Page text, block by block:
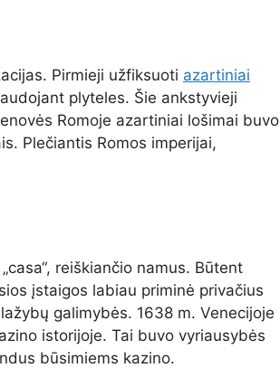
Pirmieji užfiksuoti azartiniai
plyteles. Šie ankstyvieji
Romoje azartiniai lošimai buvo
Plečiantis Romos imperijai,
reiškiančio namus. Būtent
įstaigos labiau priminė privačius
galimybės. 1638 m. Venecijoje
istorijoje. Tai buvo vyriausybės
būsimiems kazino.